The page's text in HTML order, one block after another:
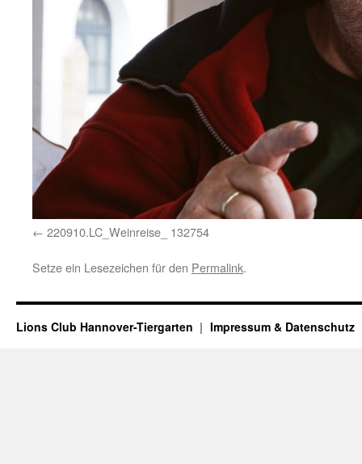
220910.LC_Weinreise_ 132754
Setze ein Lesezeichen für den Permalink.
Lions Club Hannover-Tiergarten Impressum & Datenschutz